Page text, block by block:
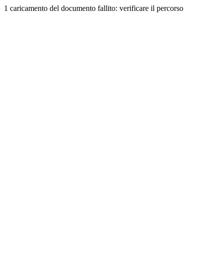
1 caricamento del documento fallito: verificare il percorso